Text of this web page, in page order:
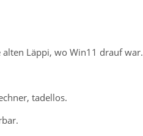
alten Läppi, wo Win11 drauf war.
tadellos.